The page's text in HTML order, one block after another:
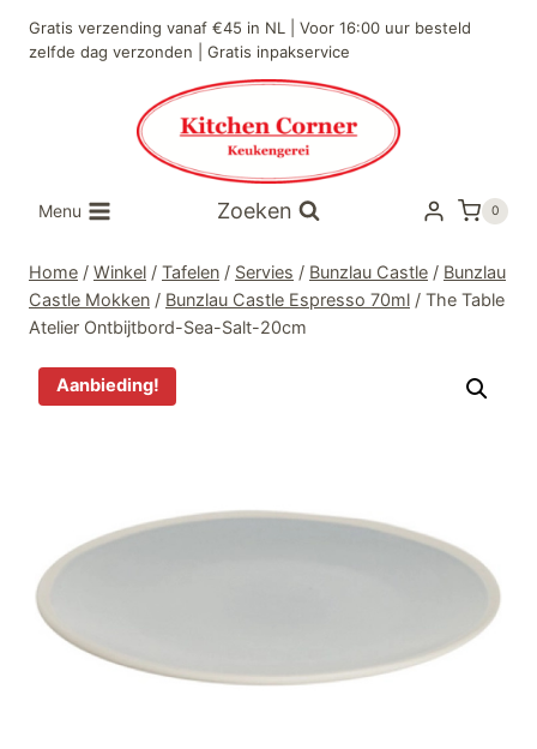
naar
Gratis verzending vanaf €45 in NL | Voor 16:00 uur besteld
zelfde dag verzonden | Gratis inpakservice
Menu Zoeken 0
Home / Winkel / Tafelen / Servies / Bunzlau Castle / Bunzlau
Castle Mokken / Bunzlau Castle Espresso 70ml / The Table
Atelier Ontbijtbord-Sea-Salt-20cm
Aanbieding!